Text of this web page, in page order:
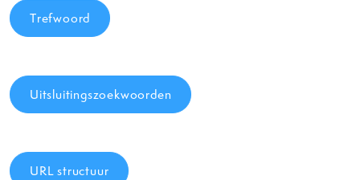
Trefwoord
Uitsluitingszoekwoorden
URL structuur